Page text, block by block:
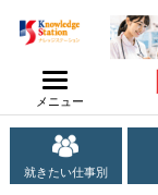
メニュー
就きたい仕事別